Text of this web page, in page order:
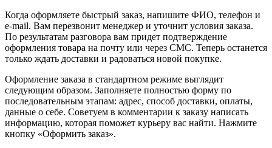
Когда оформляете быстрый заказ, напишите ФИО, телефон и
e-mail. Вам перезвонит менеджер и уточнит условия заказа.
По результатам разговора вам придет подтверждение
оформления товара на почту или через СМС. Теперь останется
только ждать доставки и радоваться новой покупке.
Оформление заказа в стандартном режиме выглядит
следующим образом. Заполняете полностью форму по
последовательным этапам: адрес, способ доставки, оплаты,
данные о себе. Советуем в комментарии к заказу написать
информацию, которая поможет курьеру вас найти. Нажмите
кнопку «Оформить заказ».